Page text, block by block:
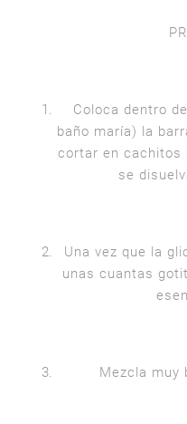
Coloca dentro
baño maría) la
cortar en cachitos
se
Una vez que la
unas cuantas
Mezcla muy